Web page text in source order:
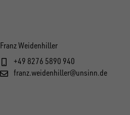
Franz Weidenhiller
+49 8276 5890 940
franz.weidenhiller@unsinn.de